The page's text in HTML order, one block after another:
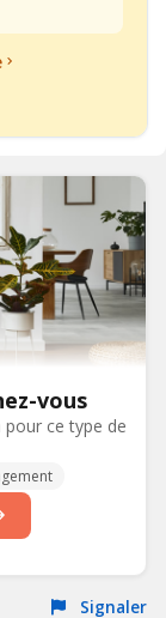
vous
ce type de
Signaler